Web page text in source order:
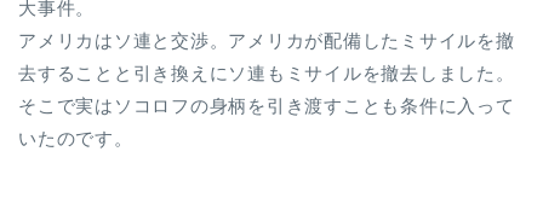
大事件。
アメリカはソ連と交渉。アメリカが配備したミサイルを撤
去することと引き換えにソ連もミサイルを撤去しました。
そこで実はソコロフの身柄を引き渡すことも条件に入って
いたのです。